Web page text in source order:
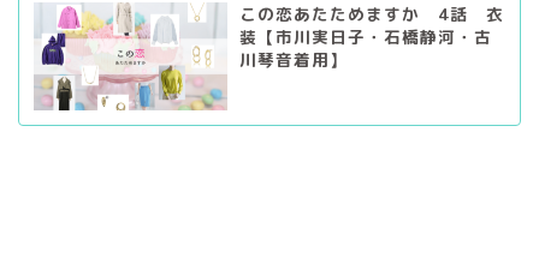
この恋あたためますか 4話 衣
装【市川実日子・石橋静河・古
川琴音着用】